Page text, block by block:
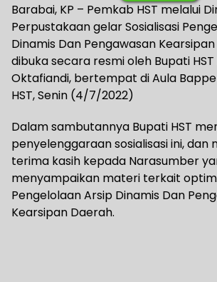
Barabai, KP – Pemkab HST melalui
Perpustakaan gelar Sosialisasi
Dinamis Dan Pengawasan
dibuka secara resmi oleh Bupati HST
Oktafiandi, bertempat di Aula
HST, Senin (4/7/2022)
Dalam sambutannya Bupati HST
penyelenggaraan sosialisasi ini, dan
terima kasih kepada Narasumber
menyampaikan materi terkait
Pengelolaan Arsip Dinamis Dan
Kearsipan Daerah.